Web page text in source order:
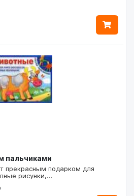
пальчиками
прекрасным подарком для
рисунки,…